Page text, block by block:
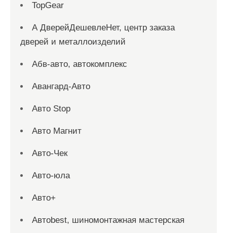
TopGear
А ДверейДешевлеНет, центр заказа
дверей и металлоизделий
Абв-авто, автокомплекс
Авангард-Авто
Авто Stop
Авто Магнит
Авто-Чек
Авто-юла
Авто+
Автоbest, шиномонтажная мастерская